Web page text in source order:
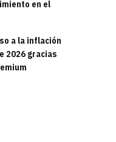
en el
a la inflación
2026 gracias